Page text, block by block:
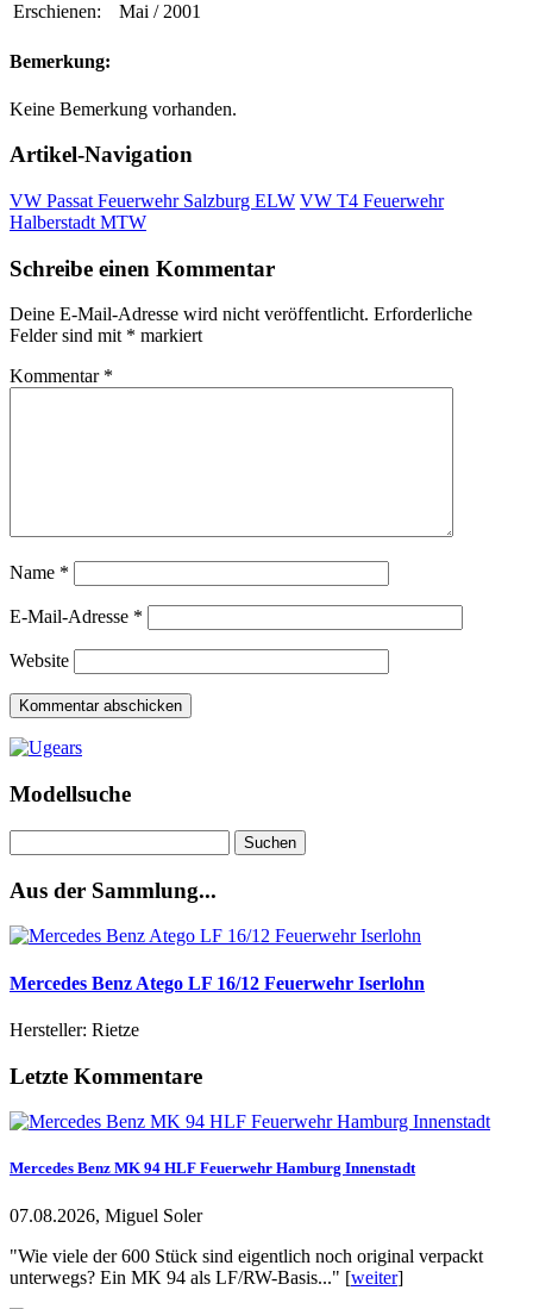
Erschienen:
Mai / 2001
Bemerkung:
Keine Bemerkung vorhanden.
Artikel-Navigation
VW Passat Feuerwehr Salzburg ELW VW T4 Feuerwehr
Halberstadt MTW
Schreibe einen Kommentar
Deine E-Mail-Adresse wird nicht veröffentlicht. Erforderliche
Felder sind mit * markiert
Kommentar *
Name *
E-Mail-Adresse *
Website
Modellsuche
nach:
Aus der Sammlung...
Mercedes Benz Atego LF 16/12 Feuerwehr Iserlohn
Hersteller: Rietze
Letzte Kommentare
Mercedes Benz MK 94 HLF Feuerwehr Hamburg Innenstadt
07.08.2026, Miguel Soler
"Wie viele der 600 Stück sind eigentlich noch original verpackt
unterwegs? Ein MK 94 als LF/RW-Basis..." [weiter]